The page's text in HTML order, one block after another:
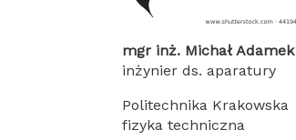
mgr inż. Michał Adamek
inżynier ds. aparatury
Politechnika Krakowska
fizyka techniczna